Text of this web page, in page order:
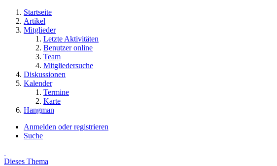
Startseite
Artikel
Mitglieder
Letzte Aktivitäten
Benutzer online
Team
Mitgliedersuche
Diskussionen
Kalender
Termine
Karte
Hangman
Anmelden oder registrieren
Suche
Dieses Thema